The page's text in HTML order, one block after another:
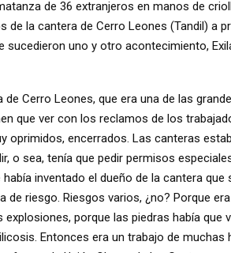
de 36 extranjeros en manos de
la cantera de Cerro Leones (Tandil) a
sucedieron uno y otro acontecimiento,
Cerro Leones, que era una de las
que ver con los reclamos de los
oprimidos, encerrados. Las canteras
o sea, tenía que pedir permisos
inventado el dueño de la cantera
de riesgo. Riesgos varios, ¿no? Porque
explosiones, porque las piedras había
Entonces era un trabajo de